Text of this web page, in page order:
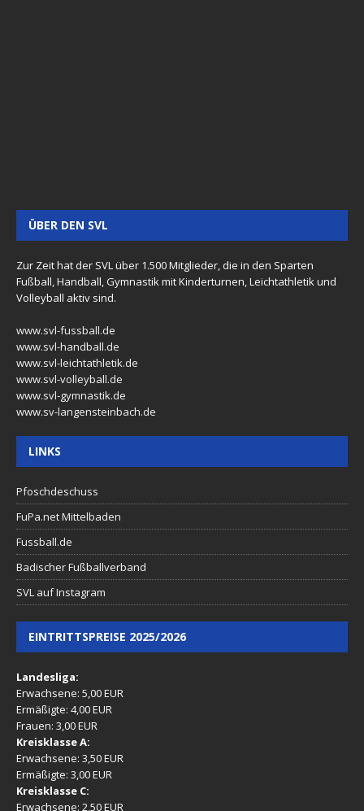
ÜBER DEN SVL
Zur Zeit hat der SVL über 1.500 Mitglieder, die in den Sparten
Fußball, Handball, Gymnastik mit Kinderturnen, Leichtathletik und
Volleyball aktiv sind.
www.svl-fussball.de
www.svl-handball.de
www.svl-leichtathletik.de
www.svl-volleyball.de
www.svl-gymnastik.de
www.sv-langensteinbach.de
LINKS
Pfoschdeschuss
FuPa.net Mittelbaden
Fussball.de
Badischer Fußballverband
SVL auf Instagram
EINTRITTSPREISE 2025/2026
Landesliga:
Erwachsene: 5,00 EUR
Ermäßigte: 4,00 EUR
Frauen: 3,00 EUR
Kreisklasse A:
Erwachsene: 3,50 EUR
Ermäßigte: 3,00 EUR
Kreisklasse C:
Erwachsene: 2,50 EUR